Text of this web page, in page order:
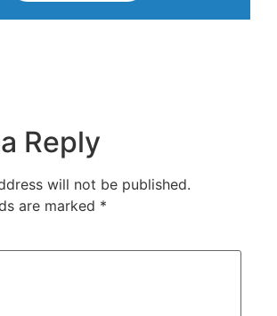
Reply
will not be published.
are marked *